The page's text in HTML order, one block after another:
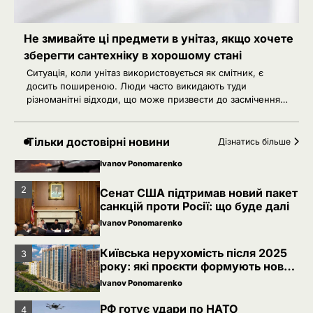
Не змивайте ці предмети в унітаз, якщо хочете
зберегти сантехніку в хорошому стані
Ситуація, коли унітаз використовується як смітник, є
досить поширеною. Люди часто викидають туди
різноманітні відходи, що може призвести до засмічення…
Тільки достовірні новини Дізнатись більше
РФ готує удари по НАТО
українськими дронами
Розумна Марина
РФ знеструмила Херсон: коли
повернуть світло в оселі
Розумна Марина
над військовою базою Німеччини,
де ремонтують Patriot
Ivanov Ponomarenko
2
Сенат США підтримав новий пакет
санкцій проти Росії: що буде далі
Ivanov Ponomarenko
3
Київська нерухомість після 2025
року: які проєкти формують новий
вигляд столиці
Ivanov Ponomarenko
4
РФ готує удари по НАТО